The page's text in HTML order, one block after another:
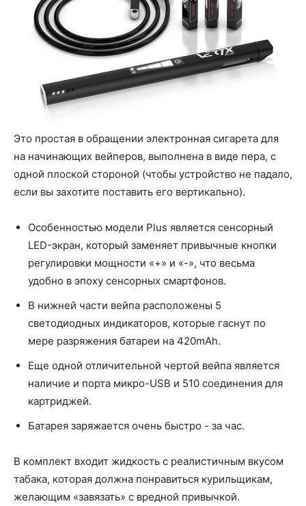
Это простая в обращении электронная сигарета для
на начинающих вейперов, выполнена в виде пера, с
одной плоской стороной (чтобы устройство не падало,
если вы захотите поставить его вертикально).
Особенностью модели Plus является сенсорный
LED-экран, который заменяет привычные кнопки
регулировки мощности «+» и «-», что весьма
удобно в эпоху сенсорных смартфонов.
В нижней части вейпа расположены 5
светодиодных индикаторов, которые гаснут по
мере разряжения батареи на 420mAh.
Еще одной отличительной чертой вейпа является
наличие и порта микро-USB и 510 соединения для
картриджей.
Батарея заряжается очень быстро - за час.
В комплект входит жидкость с реалистичным вкусом
табака, которая должна понравиться курильщикам,
желающим «завязать» с вредной привычкой.